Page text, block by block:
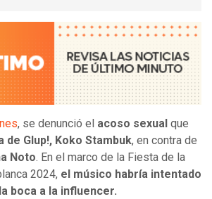
, se denunció el acoso sexual que
de Glup!, Koko Stambuk, en contra de
Noto. En el marco de la Fiesta de la
2024, el músico habría intentado
boca a la influencer.